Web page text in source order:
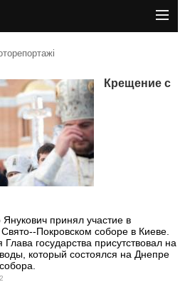
Крещение с
принял участие в
Покровском соборе в Киеве.
государства присутствовал на
который состоялся на Днепре
2